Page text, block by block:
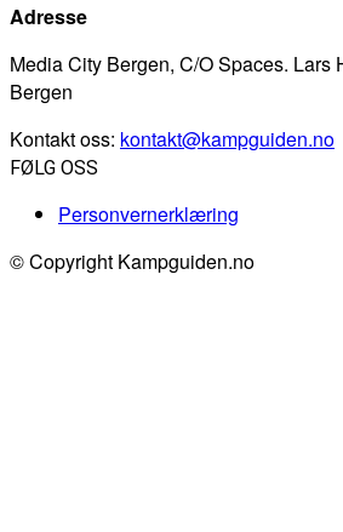
Adresse
Media City Bergen, C/O Spaces. Lars
Bergen
Kontakt oss: kontakt@kampguiden.no
FØLG OSS
Personvernerklæring
© Copyright Kampguiden.no